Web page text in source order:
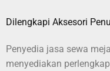
Dilengkapi Aksesori
Penyedia jasa sewa
menyediakan